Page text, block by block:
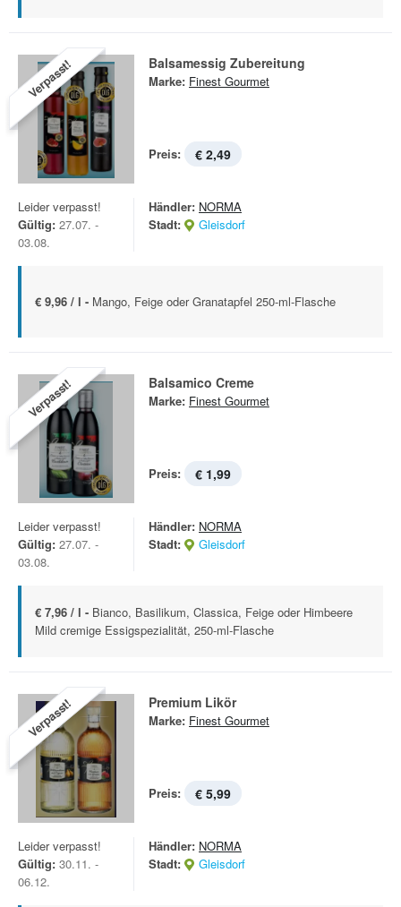
Verpasst! Balsamessig Zubereitung
Marke: Finest Gourmet
Preis: € 2,49
Leider verpasst!
Gültig: 27.07. -
03.08.
Händler: NORMA
Stadt:
Gleisdorf
€ 9,96 / l - Mango, Feige oder Granatapfel 250-ml-Flasche
Verpasst! Balsamico Creme
Marke: Finest Gourmet
Preis: € 1,99
Leider verpasst!
Gültig: 27.07. -
03.08.
Händler: NORMA
Stadt:
Gleisdorf
€ 7,96 / l - Bianco, Basilikum, Classica, Feige oder Himbeere
Mild cremige Essigspezialität, 250-ml-Flasche
Verpasst! Premium Likör
Marke: Finest Gourmet
Preis: € 5,99
Leider verpasst!
Gültig: 30.11. -
06.12.
Händler: NORMA
Stadt:
Gleisdorf